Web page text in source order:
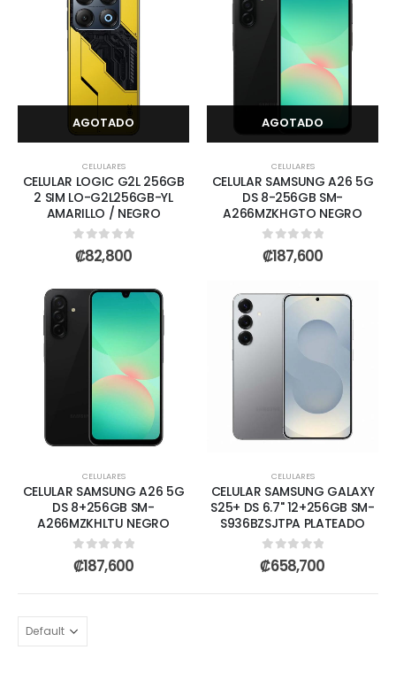
AGOTADO
CELULARES
CELULAR LOGIC G2L 256GB
2 SIM LO-G2L256GB-YL
AMARILLO / NEGRO
0out of 5
₡82,800
AGOTADO
CELULARES
CELULAR SAMSUNG A26 5G
DS 8-256GB SM-
A266MZKHGTO NEGRO
0out of 5
₡187,600
CELULARES
CELULAR SAMSUNG A26 5G
DS 8+256GB SM-
A266MZKHLTU NEGRO
0out of 5
₡187,600
CELULARES
CELULAR SAMSUNG GALAXY
S25+ DS 6.7" 12+256GB SM-
S936BZSJTPA PLATEADO
0out of 5
₡658,700